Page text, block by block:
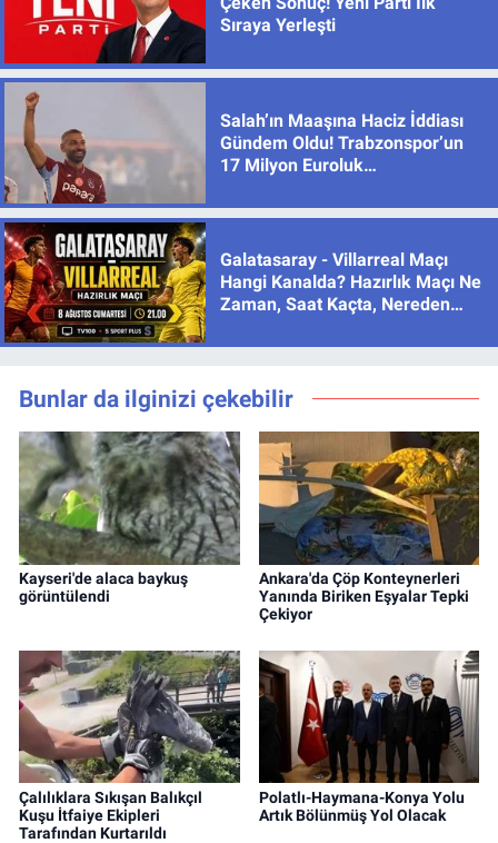
Sıraya Yerleşti
Salah’ın Maaşına Haciz İddiası
Gündem Oldu! Trabzonspor’un
17 Milyon Euroluk
Galatasaray - Villarreal Maçı
Hangi Kanalda? Hazırlık Maçı Ne
Zaman, Saat Kaçta, Nereden
Bunlar da ilginizi çekebilir
Kayseri'de alaca baykuş
görüntülendi
Ankara'da Çöp Konteynerleri
Yanında Biriken Eşyalar Tepki
Çekiyor
Çalılıklara Sıkışan Balıkçıl
Kuşu İtfaiye Ekipleri
Tarafından Kurtarıldı
Polatlı-Haymana-Konya Yolu
Artık Bölünmüş Yol Olacak